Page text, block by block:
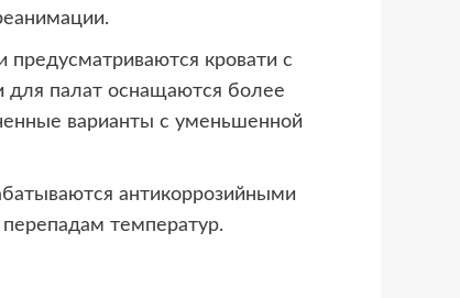
предусматриваются кровати с
для палат оснащаются более
варианты с уменьшенной
антикоррозийными
температур.